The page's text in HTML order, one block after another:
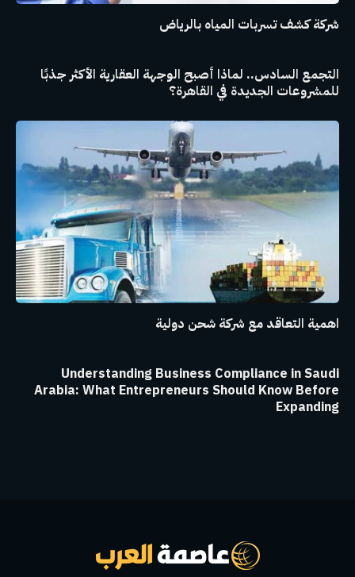
شركة كشف تسربات المياه بالرياض
التجمع السادس.. لماذا أصبح الوجهة العقارية الأكثر جذبًا
للمشروعات الجديدة في القاهرة؟
اهمية التعاقد مع شركة شحن دولية
Understanding Business Compliance in Saudi
Arabia: What Entrepreneurs Should Know Before
Expanding